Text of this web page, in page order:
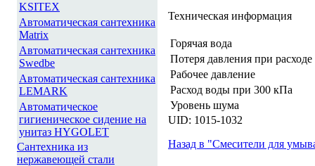
KSITEX
Автоматическая сантехника
Matrix
Автоматическая сантехника
Swedbe
Автоматическая сантехника
LEMARK
Автоматическое
гигиеническое сидение на
унитаз HYGOLET
Сантехника из
нержавеющей стали
Техническая информация
Горячая вода
Потеря давления при расходе
Рабочее давление
Расход воды при 300 кПа
Уровень шума
UID: 1015-1032
Назад в "Смесители для